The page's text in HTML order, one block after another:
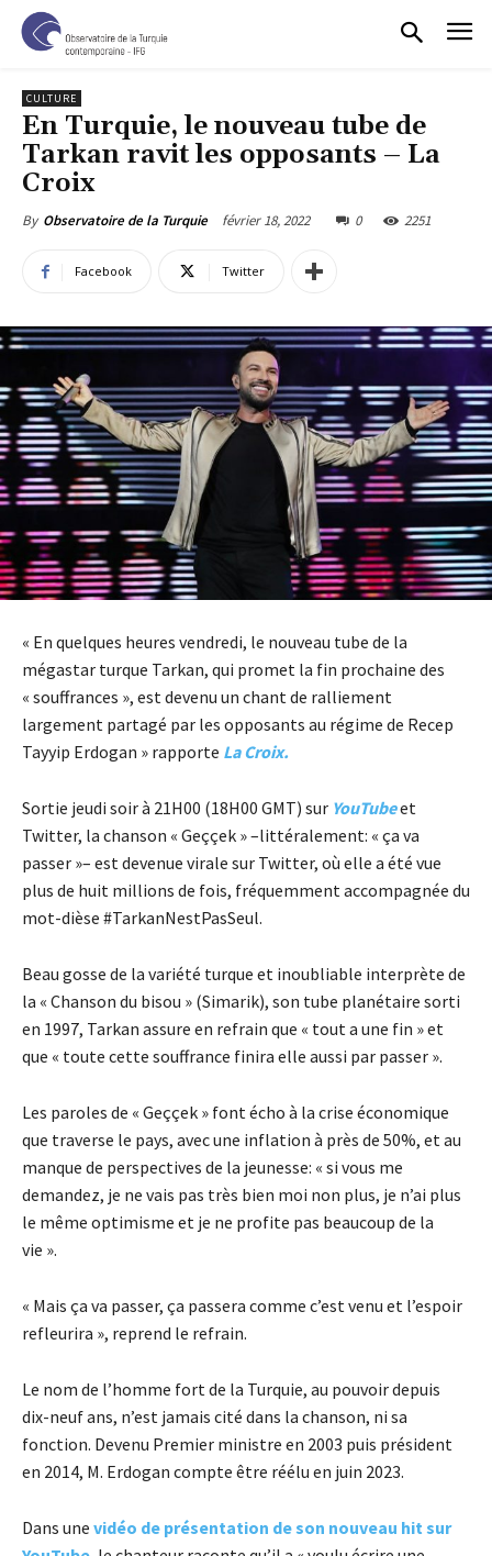
CULTURE
En Turquie, le nouveau tube de
Tarkan ravit les opposants – La
Croix
By Observatoire de la Turquie février 18, 2022 0 2251
Facebook Twitter
« En quelques heures vendredi, le nouveau tube de la
mégastar turque Tarkan, qui promet la fin prochaine des
« souffrances », est devenu un chant de ralliement
largement partagé par les opposants au régime de Recep
Tayyip Erdogan » rapporte La Croix.
Sortie jeudi soir à 21H00 (18H00 GMT) sur YouTubeet
Twitter, la chanson « Geççek » –littéralement: « ça va
passer »– est devenue virale sur Twitter, où elle a été vue
plus de huit millions de fois, fréquemment accompagnée du
mot-dièse #TarkanNestPasSeul.
Beau gosse de la variété turque et inoubliable interprète de
la « Chanson du bisou » (Simarik), son tube planétaire sorti
en 1997, Tarkan assure en refrain que « tout a une fin » et
que « toute cette souffrance finira elle aussi par passer ».
Les paroles de « Geççek » font écho à la crise économique
que traverse le pays, avec une inflation à près de 50%, et au
manque de perspectives de la jeunesse: « si vous me
demandez, je ne vais pas très bien moi non plus, je n’ai plus
le même optimisme et je ne profite pas beaucoup de la
vie ».
« Mais ça va passer, ça passera comme c’est venu et l’espoir
refleurira », reprend le refrain.
Le nom de l’homme fort de la Turquie, au pouvoir depuis
dix-neuf ans, n’est jamais cité dans la chanson, ni sa
fonction. Devenu Premier ministre en 2003 puis président
en 2014, M. Erdogan compte être réélu en juin 2023.
Dans une vidéo de présentation de son nouveau hit sur